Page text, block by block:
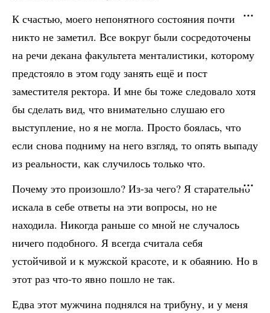
К счастью, моего непонятного состояния почти
никто не заметил. Все вокруг были сосредоточены
на речи декана факультета менталистики, которому
предстояло в этом году занять ещё и пост
заместителя ректора. И мне бы тоже следовало хотя
бы сделать вид, что внимательно слушаю его
выступление, но я не могла. Просто боялась, что
если снова подниму на него взгляд, то опять выпаду
из реальности, как случилось только что.
Почему это произошло? Из-за чего? Я старательно
искала в себе ответы на эти вопросы, но не
находила. Никогда раньше со мной не случалось
ничего подобного. Я всегда считала себя
устойчивой и к мужской красоте, и к обаянию. Но в
этот раз что-то явно пошло не так.
Едва этот мужчина поднялся на трибуну, и у меня